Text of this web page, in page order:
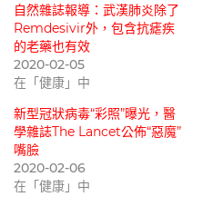
自然雜誌報導：武漢肺炎除了
Remdesivir外，包含抗瘧疾
的老藥也有效
2020-02-05
在「健康」中
新型冠狀病毒“彩照”曝光，醫
學雜誌The Lancet公佈“惡魔”
嘴臉
2020-02-06
在「健康」中